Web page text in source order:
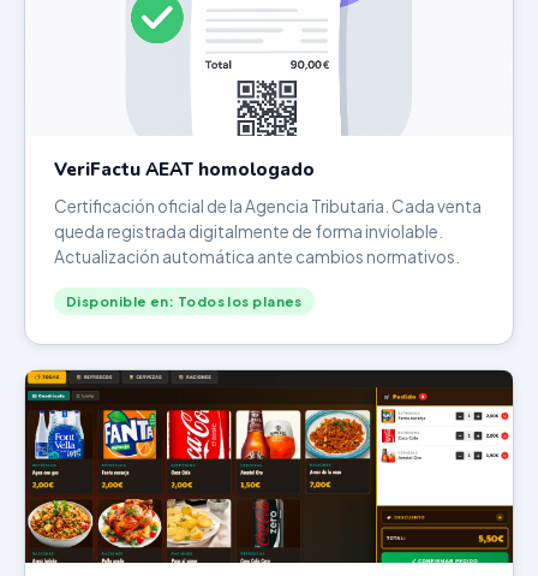
VeriFactu AEAT homologado
Certificación oficial de la Agencia Tributaria. Cada venta
queda registrada digitalmente de forma inviolable.
Actualización automática ante cambios normativos.
Disponible en: Todos los planes